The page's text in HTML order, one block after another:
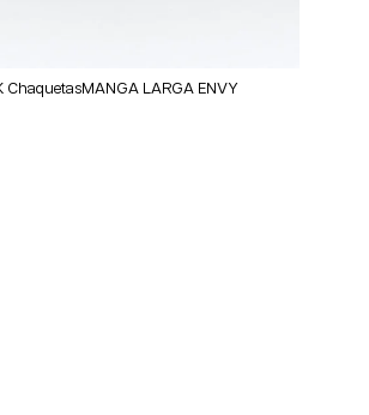
ChaquetasMANGA LARGA ENVY